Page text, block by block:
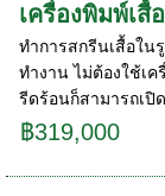
เครื่องพิมพ์เสื้
ทำการสกรีนเสื้อใ
ทำงาน ไม่ต้องใช้เค
รีดร้อนก็สามารถเปิ
฿319,000